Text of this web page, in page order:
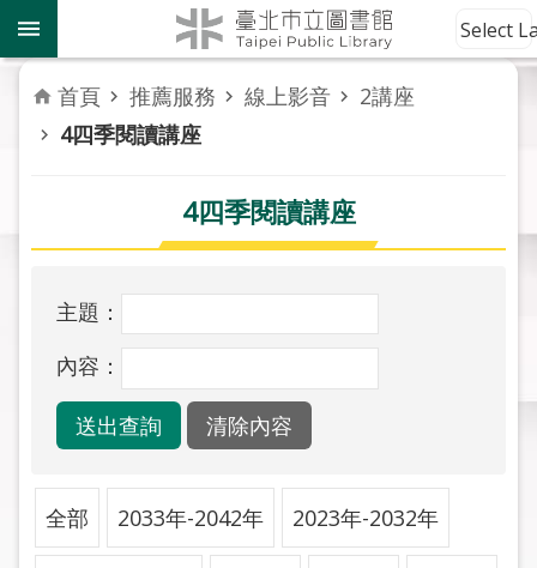
跳到主要內容區塊
到
館
資
訊
務
活
報
導
於
市
圖
Select
首頁 推薦服務 線上影音
2講座
4四季閱讀講座
4四季閱讀講座
主題：
內容：
全部 2033年-2042年 2023年-2032年